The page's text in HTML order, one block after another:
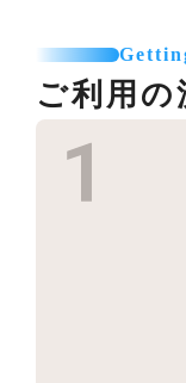
ご利用の